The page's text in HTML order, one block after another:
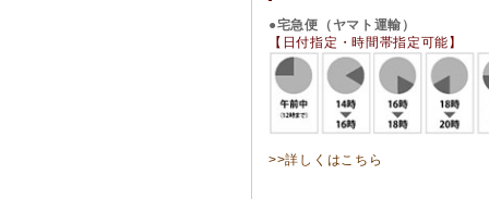
●宅急便（ヤマト運輸）
【日付指定・時間帯指定可能】
>>詳しくはこちら